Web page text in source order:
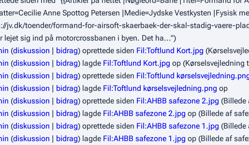
Anne Spottog Petersen |Medie=Jydske Vestkysten |Fysisk
jv.dk/toender/formand-for-airsoft-skaerbaek-der-skal-stadig-vaere-
sig ind på motorcrossbanen i byen. Det ha...")
diskussion bidrag oprettede siden Fil:Toftlund Kort.jpg
diskussion bidrag lagde Fil:Toftlund Kort.jpg op (Kørselsvejledning
diskussion bidrag oprettede siden Fil:Toftlund
diskussion bidrag lagde Fil:Toftlund kørselsvejledning.png op
diskussion bidrag oprettede siden Fil:AHBB safezone 2.jpg (Billede
diskussion bidrag lagde Fil:AHBB safezone 2.jpg op (Billede af
diskussion bidrag oprettede siden Fil:AHBB safezone 1.jpg (Billede
diskussion bidrag lagde Fil:AHBB safezone 1.jpg op (Billede af